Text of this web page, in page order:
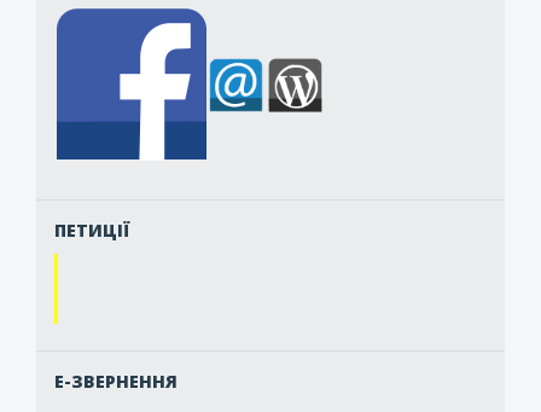
ПЕТИЦІЇ
Е-ЗВЕРНЕННЯ